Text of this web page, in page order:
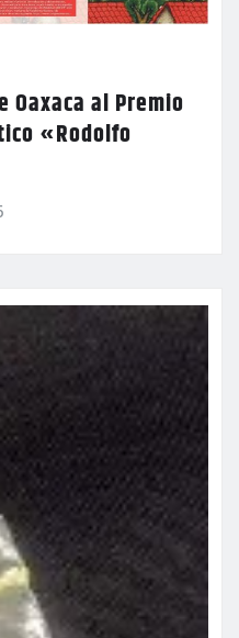
Oaxaca al Premio
«Rodolfo